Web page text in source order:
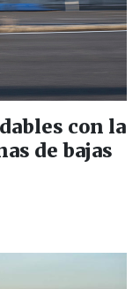
con la
de bajas